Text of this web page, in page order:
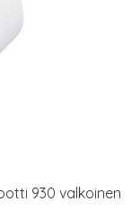
930 valkoinen